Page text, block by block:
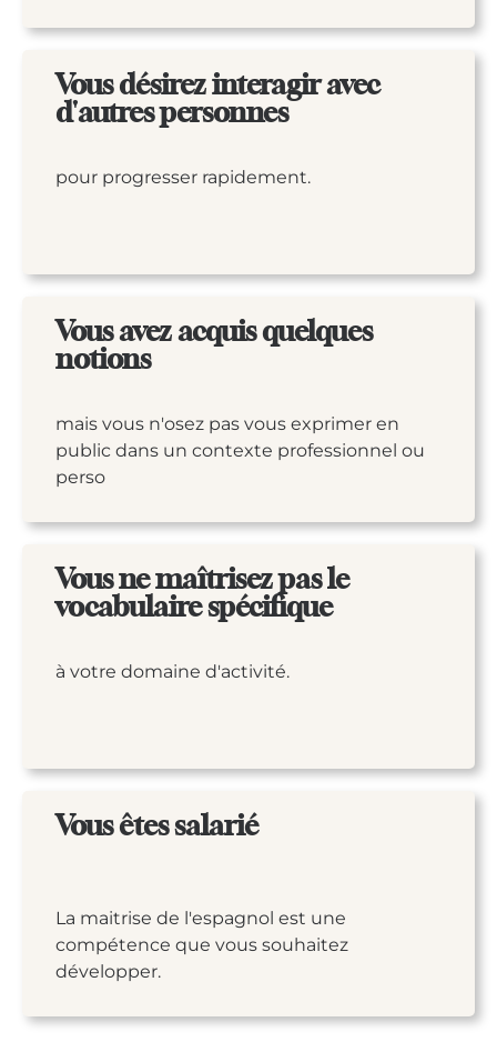
Vous désirez interagir avec
d'autres personnes
pour progresser rapidement.
Vous avez acquis quelques
notions
mais vous n'osez pas vous exprimer en
public dans un contexte professionnel ou
perso
Vous ne maîtrisez pas le
vocabulaire spécifique
à votre domaine d'activité.
Vous êtes salarié
La maitrise de l'espagnol est une
compétence que vous souhaitez
développer.